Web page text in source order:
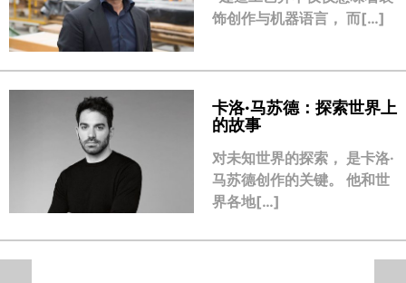
饰创作与机器语言， 而[…]
卡洛·马苏德：探索世界上
的故事
对未知世界的探索， 是卡洛·
马苏德创作的关键。 他和世
界各地[…]